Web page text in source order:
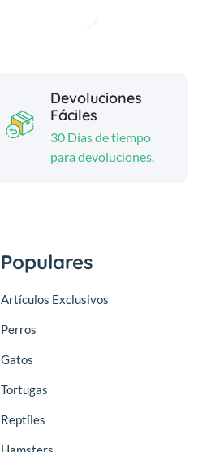
Devoluciones
Fáciles
30 Días de tiempo
para devoluciones.
Populares
Artículos Exclusivos
Perros
Gatos
Tortugas
Reptíles